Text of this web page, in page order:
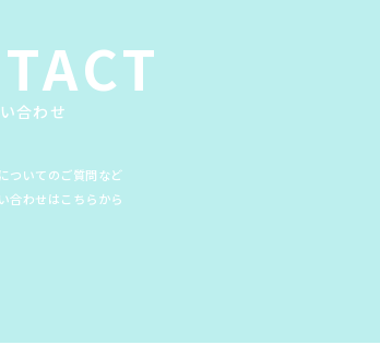
合わせ
ついてのご質問など
合わせはこちらから